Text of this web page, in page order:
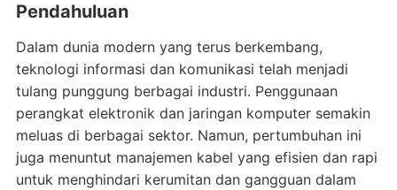
Pendahuluan
Dalam dunia modern yang terus berkembang,
teknologi informasi dan komunikasi telah menjadi
tulang punggung berbagai industri. Penggunaan
perangkat elektronik dan jaringan komputer semakin
meluas di berbagai sektor. Namun, pertumbuhan ini
juga menuntut manajemen kabel yang efisien dan rapi
untuk menghindari kerumitan dan gangguan dalam